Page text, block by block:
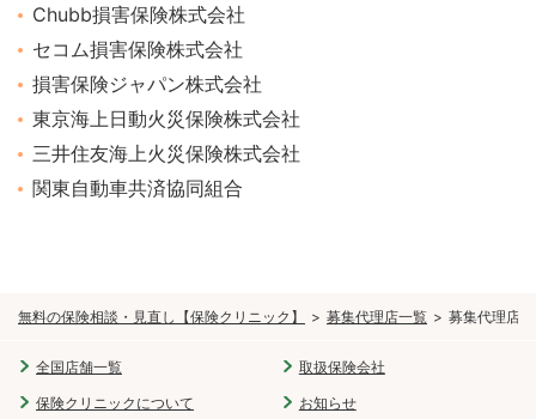
無料の保険相談・見直し【保険クリニック】 募集代理店一覧 募集代理店
Chubb損害保険株式会社
セコム損害保険株式会社
損害保険ジャパン株式会社
東京海上日動火災保険株式会社
三井住友海上火災保険株式会社
関東自動車共済協同組合
全国店舗一覧
保険クリニックについて
取扱保険会社
お知らせ